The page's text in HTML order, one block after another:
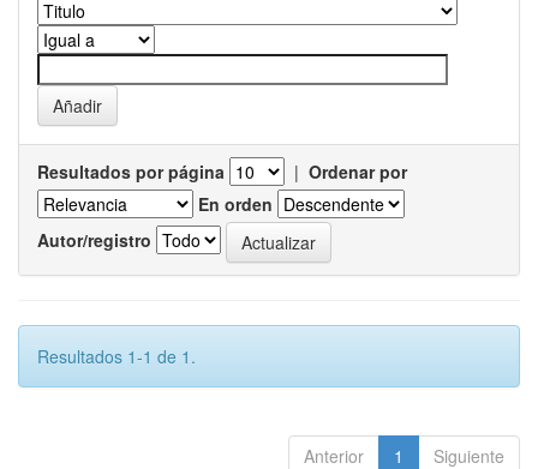
Resultados por página | Ordenar por
En orden
Autor/registro
Resultados 1-1 de 1.
Anterior 1 Siguiente